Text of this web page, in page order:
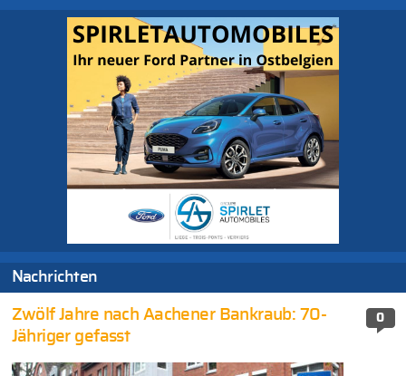
Nachrichten
0
Zwölf Jahre nach Aachener Bankraub: 70-
Jähriger gefasst